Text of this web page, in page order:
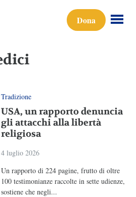
Dona
Tradizione
USA, un rapporto denuncia
gli attacchi alla libertà
religiosa
4 luglio 2026
Un rapporto di 224 pagine, frutto di oltre
100 testimonianze raccolte in sette udienze,
sostiene che negli...